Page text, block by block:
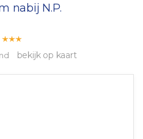
nabij N.P.
bekijk op kaart